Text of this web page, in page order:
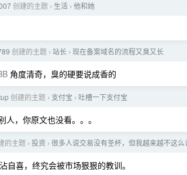
创建的主题 › 生活 › 他和她
创建的主题 › 站长 › 现在备案域名的流程又臭又长
角度清奇，臭的硬要说成香的
创建的主题 › 支付宝 › 吐槽一下支付宝
人，你原文也没看。。。
的主题 › 投资 › 很多人说交易没有圣杯，但我越来越不这么
自喜，终究会被市场狠狠的教训。